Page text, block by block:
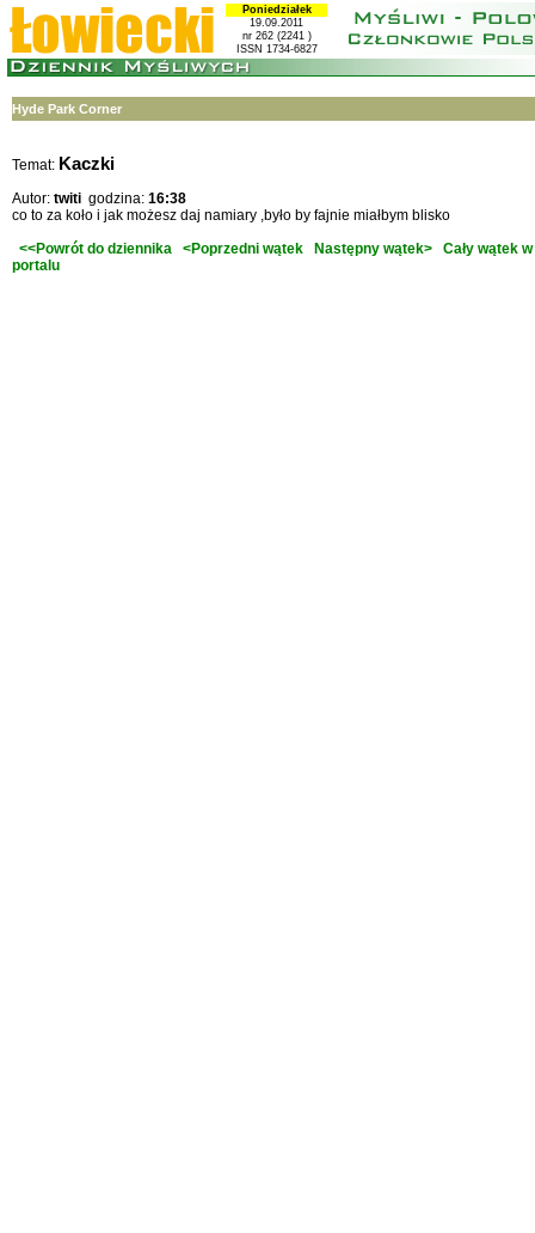
Poniedziałek
19.09.2011
nr 262 (2241 )
ISSN 1734-6827
Hyde Park Corner
Temat: Kaczki
Autor: twiti godzina: 16:38
co to za koło i jak możesz daj namiary ,było by fajnie miałbym blisko
<<Powrót do dziennika
<Poprzedni wątek Następny wątek>
Cały wątek w
portalu